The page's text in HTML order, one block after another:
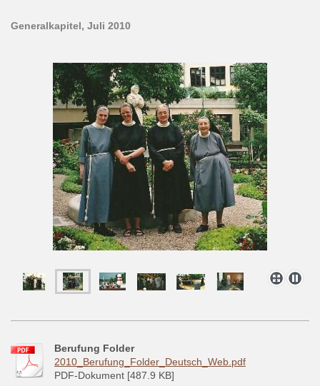
Generalkapitel, Juli 2010
Berufung Folder
2010_Berufung_Folder_Deutsch_Web.pdf
PDF-Dokument [487.9 KB]